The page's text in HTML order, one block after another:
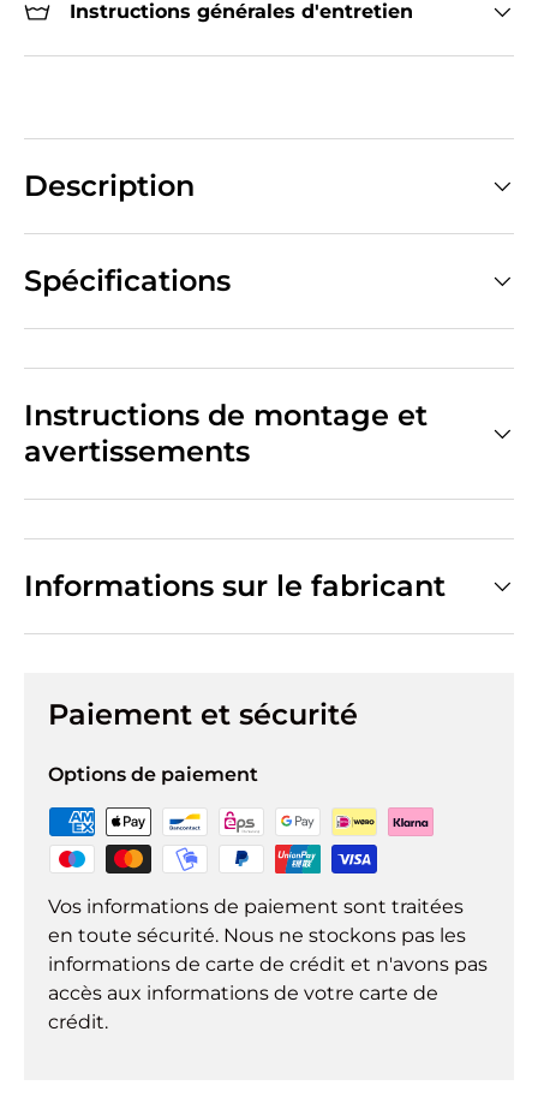
Instructions générales d'entretien
Description
Spécifications
Instructions de montage et
avertissements
Informations sur le fabricant
Paiement et sécurité
Options de paiement
Vos informations de paiement sont traitées
en toute sécurité. Nous ne stockons pas les
informations de carte de crédit et n'avons pas
accès aux informations de votre carte de
crédit.